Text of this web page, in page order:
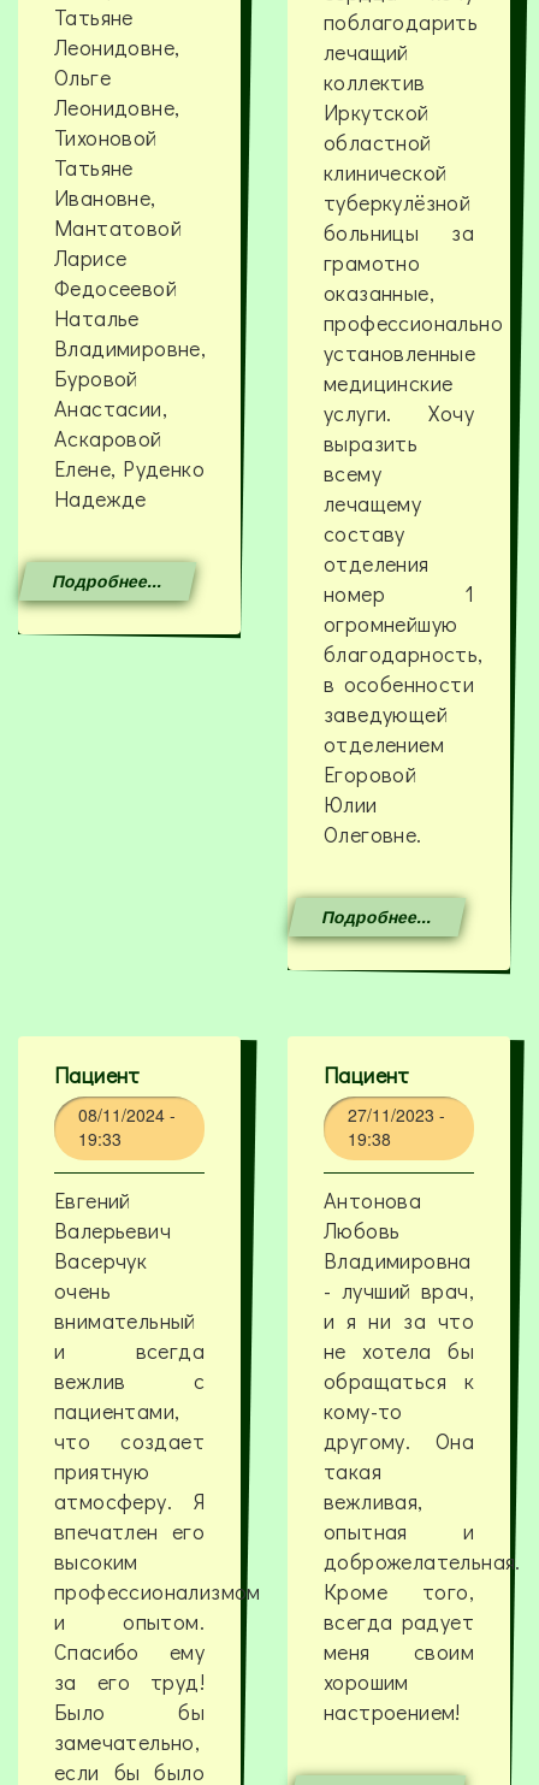
Татьяне
Леонидовне,
Ольге
Леонидовне,
Тихоновой
Татьяне
Ивановне,
Мантатовой
Ларисе
Федосеевой
Наталье
Владимировне,
Буровой
Анастасии,
Аскаровой
Елене, Руденко
Надежде
Подробнее...
поблагодарить
лечащий
коллектив
Иркутской
областной
клинической
туберкулёзной
больницы за
грамотно
оказанные,
профессионально
установленные
медицинские
услуги. Хочу
выразить
всему
лечащему
составу
отделения
номер 1
огромнейшую
благодарность,
в особенности
заведующей
отделением
Егоровой
Юлии
Олеговне.
Подробнее...
Пациент
08/11/2024 -
19:33
Евгений
Валерьевич
Васерчук
очень
внимательный
и всегда
вежлив с
пациентами,
что создает
приятную
атмосферу. Я
впечатлен его
высоким
профессионализмом
и опытом.
Спасибо ему
за его труд!
Было бы
замечательно,
если бы было
Пациент
27/11/2023 -
19:38
Антонова
Любовь
Владимировна
- лучший врач,
и я ни за что
не хотела бы
обращаться к
кому-то
другому. Она
такая
вежливая,
опытная и
доброжелательная.
Кроме того,
всегда радует
меня своим
хорошим
настроением!